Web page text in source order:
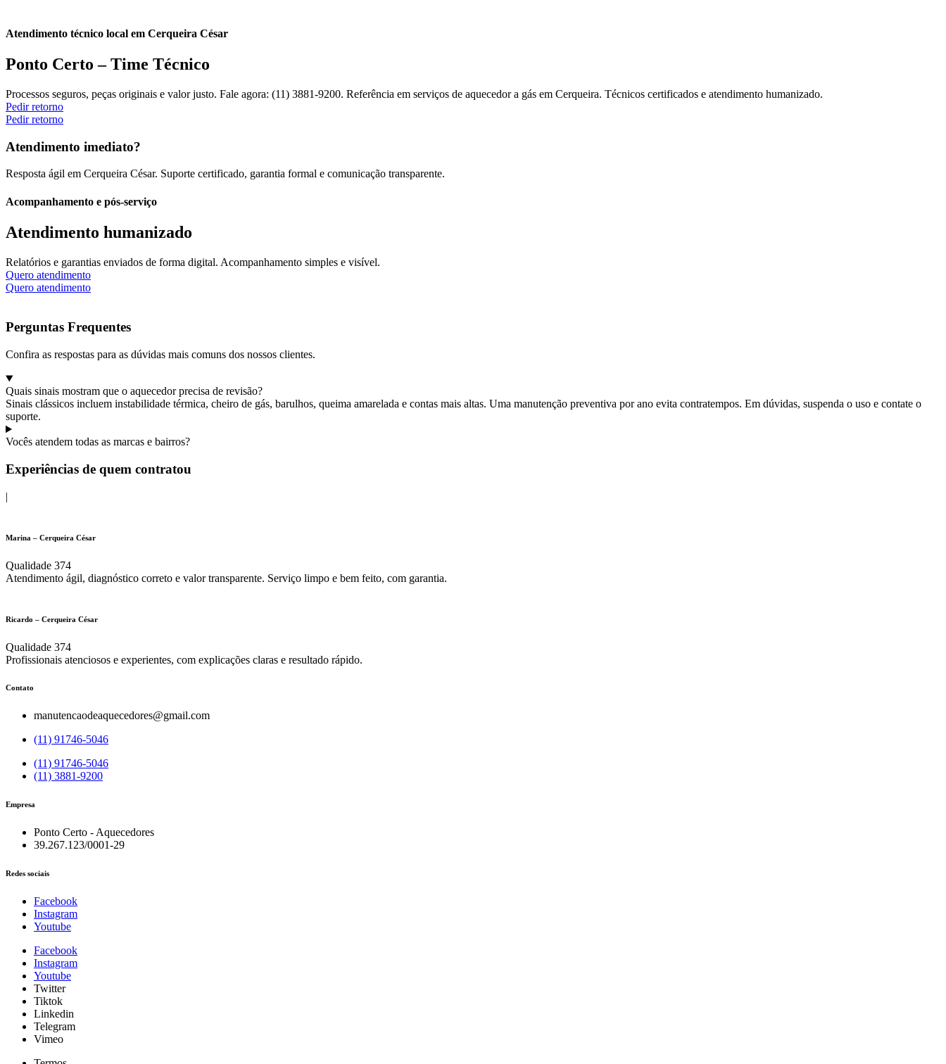
Atendimento técnico local em Cerqueira César
Ponto Certo – Time Técnico
Processos seguros, peças originais e valor justo. Fale agora: (11) 3881-9200. Referência em serviços de aquecedor a gás em Cerqueira. Técnicos certificados e atendimento humanizado.
Pedir retorno
Pedir retorno
Atendimento imediato?
Resposta ágil em Cerqueira César. Suporte certificado, garantia formal e comunicação transparente.
Acompanhamento e pós-serviço
Atendimento humanizado
Relatórios e garantias enviados de forma digital. Acompanhamento simples e visível.
Quero atendimento
Quero atendimento
Perguntas Frequentes
Confira as respostas para as dúvidas mais comuns dos nossos clientes.
Quais sinais mostram que o aquecedor precisa de revisão?
Sinais clássicos incluem instabilidade térmica, cheiro de gás, barulhos, queima amarelada e contas mais altas. Uma manutenção preventiva por ano evita contratempos. Em dúvidas, suspenda o uso e contate o
suporte.
Vocês atendem todas as marcas e bairros?
Experiências de quem contratou
|
Marina – Cerqueira César
Qualidade 374
Atendimento ágil, diagnóstico correto e valor transparente. Serviço limpo e bem feito, com garantia.
Ricardo – Cerqueira César
Qualidade 374
Profissionais atenciosos e experientes, com explicações claras e resultado rápido.
Contato
manutencaodeaquecedores@gmail.com
(11) 91746-5046
(11) 91746-5046
(11) 3881-9200
Empresa
Ponto Certo - Aquecedores
39.267.123/0001-29
Redes sociais
Facebook
Instagram
Youtube
Facebook
Instagram
Youtube
Twitter
Tiktok
Linkedin
Telegram
Vimeo